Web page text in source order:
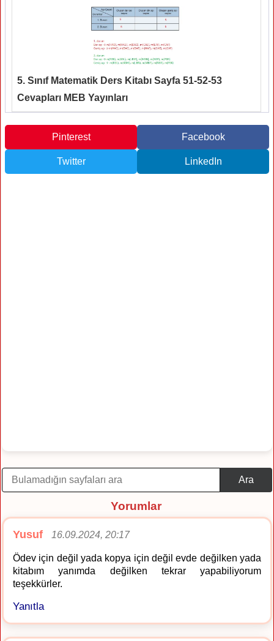
5. Sınıf Matematik Ders Kitabı Sayfa 51-52-53
Cevapları MEB Yayınları
Pinterest Facebook
Twitter LinkedIn
Ara
Yorumlar
Yusuf 16.09.2024, 20:17
Ödev için değil yada kopya için değil evde değilken yada
kitabım yanımda değilken tekrar yapabiliyorum
teşekkürler.
Yanıtla